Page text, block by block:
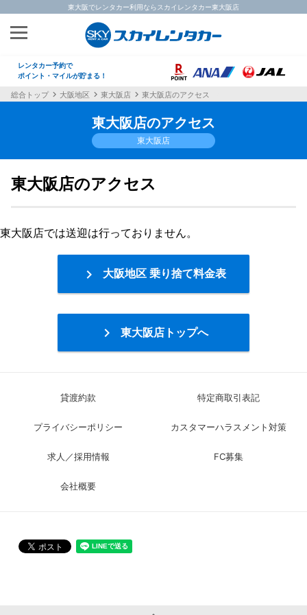
東大阪でレンタカー利用ならスカイレンタカー東大阪店
レンタカー予約で
ポイント・マイルが貯まる！
総合トップ 大阪地区 東大阪店 東大阪店のアクセス
東大阪店のアクセス
東大阪店
東大阪店のアクセス
東大阪店では送迎は行っておりません。
 大阪地区 乗り捨て料金表
 東大阪店トップへ
貸渡約款 特定商取引表記
プライバシーポリシー カスタマーハラスメント対策
求人／採用情報 FC募集
会社概要